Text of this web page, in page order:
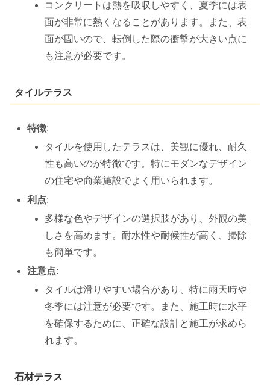
コンクリートは熱を吸収しやすく、夏季には表
面が非常に熱くなることがあります。また、表
面が固いので、転倒した際の衝撃が大きい点に
も注意が必要です。
タイルテラス
特徴:
タイルを使用したテラスは、美観に優れ、耐久
性も高いのが特徴です。特にモダンなデザイン
の住宅や商業施設でよく用いられます。
利点:
多様な色やデザインの選択肢があり、外観の美
しさを高めます。耐水性や耐候性が高く、掃除
も簡単です。
注意点:
タイルは滑りやすい場合があり、特に雨天時や
冬季には注意が必要です。また、施工時に水平
を確保するために、正確な設計と施工が求めら
れます。
石材テラス